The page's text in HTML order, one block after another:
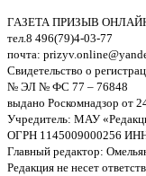
ГАЗЕТА ПРИЗЫВ
тел.8 496(79)4-03-77
почта:
Свидетельство о
№ ЭЛ № ФС 77 – 76848
выдано Роскомнадзор от
Учредитель: МАУ
ОГРН 1145009000256
Главный редактор:
Редакция не несет